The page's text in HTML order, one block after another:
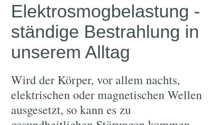
Elektrosmogbelastung -
ständige Bestrahlung in
unserem Alltag
Wird der Körper, vor allem nachts,
elektrischen oder magnetischen Wellen
ausgesetzt, so kann es zu